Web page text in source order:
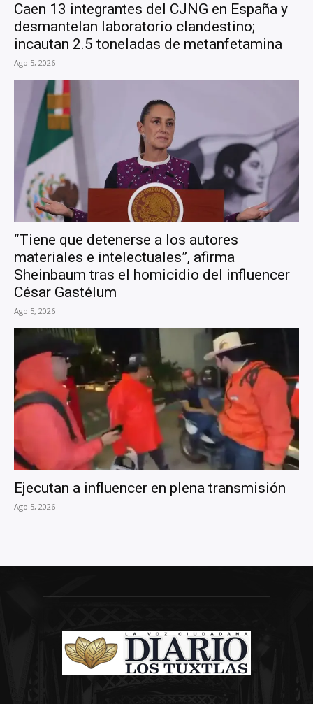
Caen 13 integrantes del CJNG en España y
desmantelan laboratorio clandestino;
incautan 2.5 toneladas de metanfetamina
Ago 5, 2026
“Tiene que detenerse a los autores
materiales e intelectuales”, afirma
Sheinbaum tras el homicidio del influencer
César Gastélum
Ago 5, 2026
Ejecutan a influencer en plena transmisión
Ago 5, 2026